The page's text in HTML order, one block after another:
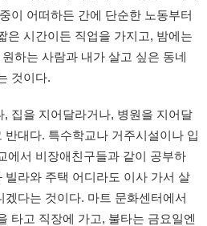
이 어떠하든 간에 단순한 노동부터
은 시간이든 직업을 가지고, 밤에는
하는 사람과 내가 살고 싶은 동네
것이다.
집을 지어달라거나, 병원을 지어달
반대다. 특수학교나 거주시설이나 입
에서 비장애친구들과 같이 공부하
빌라와 주택 어디라도 이사 가서 살
겠다는 것이다. 마트 문화센터에서
타고 직장에 가고, 불타는 금요일엔